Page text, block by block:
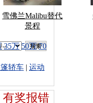
雪佛兰Malibu替代
景程
35万 50万 70
轿车 | 运动
有奖报错